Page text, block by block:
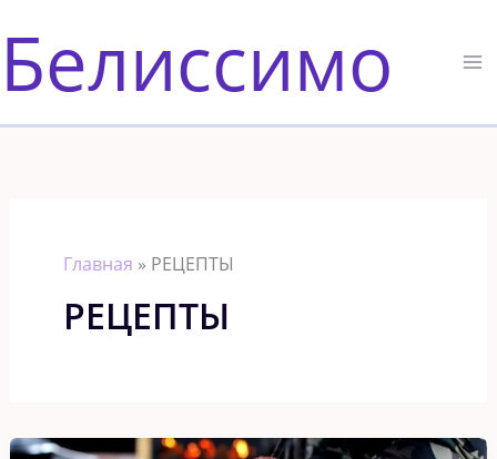
к
содержимому
Белиссимо
Главная » РЕЦЕПТЫ
РЕЦЕПТЫ